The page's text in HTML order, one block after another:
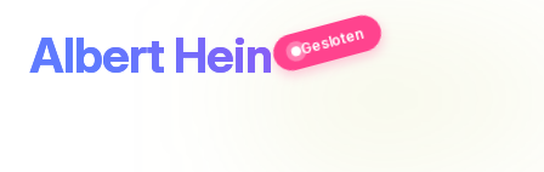
Albert Hein Gesloten